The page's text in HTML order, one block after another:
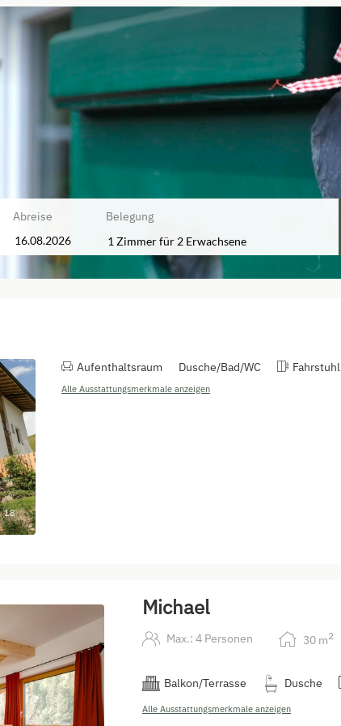
Abreise Belegung
1 Zimmerfür 2 Erwachsene
18
Aufenthaltsraum Dusche/Bad/WC Fahrstuhl
Alle Ausstattungsmerkmale anzeigen
Michael
Max.: 4 Personen 30 m2
Balkon/Terrasse Dusche
Alle Ausstattungsmerkmale anzeigen